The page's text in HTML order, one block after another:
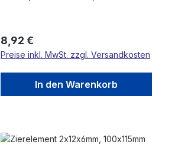
Regulärer Preis:
8,92 €
Preise inkl. MwSt. zzgl. Versandkosten
In den Warenkorb